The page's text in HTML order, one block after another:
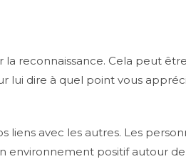
reconnaissance. Cela peut
lui dire à quel point vous
avec les autres. Les
positif autour de